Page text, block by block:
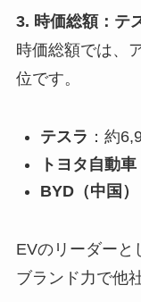
3. 時価総額：テ
時価総額では、
位です。
テスラ ：約
トヨタ自動車
BYD（中国）
EVのリーダーと
ブランド力で他